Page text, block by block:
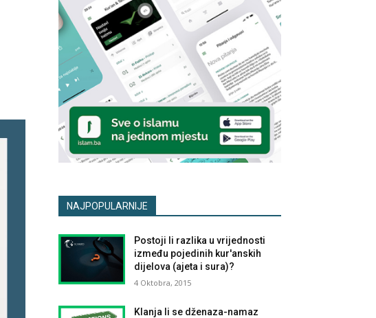
NAJPOPULARNIJE
Postoji li razlika u vrijednosti
između pojedinih kur'anskih
dijelova (ajeta i sura)?
4 Oktobra, 2015
Klanja li se dženaza-namaz